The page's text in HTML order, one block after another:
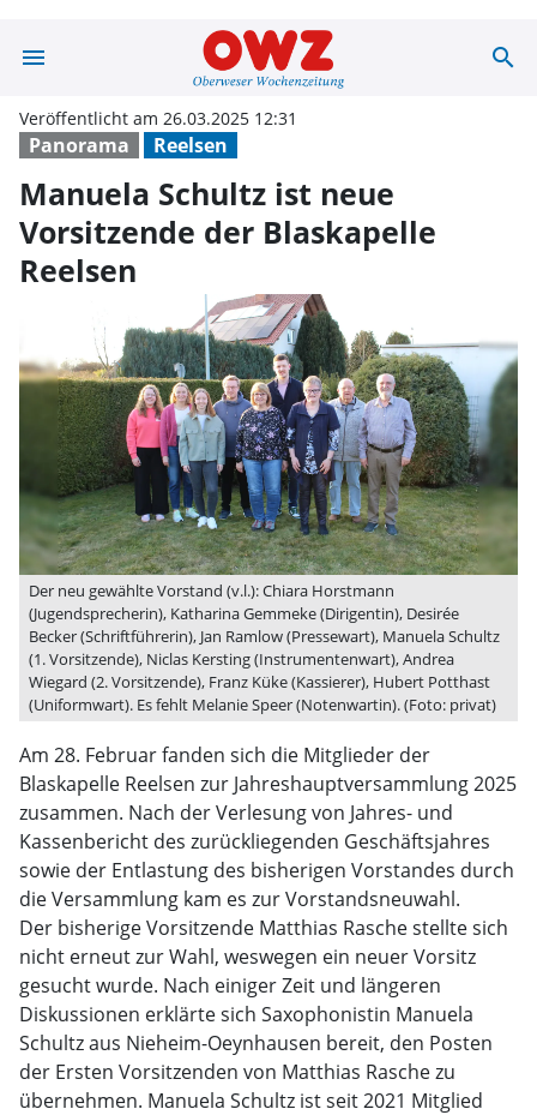
menu Manuela search
Panorama Reelsen
Veröffentlicht am 26.03.2025 12:31
Manuela Schultz ist neue
Vorsitzende der Blaskapelle
Reelsen
Der neu gewählte Vorstand (v.l.): Chiara Horstmann
(Jugendsprecherin), Katharina Gemmeke (Dirigentin), Desirée
Becker (Schriftführerin), Jan Ramlow (Pressewart), Manuela Schultz
(1. Vorsitzende), Niclas Kersting (Instrumentenwart), Andrea
Wiegard (2. Vorsitzende), Franz Küke (Kassierer), Hubert Potthast
(Uniformwart). Es fehlt Melanie Speer (Notenwartin). (Foto: privat)
Am 28. Februar fanden sich die Mitglieder der
Blaskapelle Reelsen zur Jahreshauptversammlung 2025
zusammen. Nach der Verlesung von Jahres- und
Kassenbericht des zurückliegenden Geschäftsjahres
sowie der Entlastung des bisherigen Vorstandes durch
die Versammlung kam es zur Vorstandsneuwahl.
Der bisherige Vorsitzende Matthias Rasche stellte sich
nicht erneut zur Wahl, weswegen ein neuer Vorsitz
gesucht wurde. Nach einiger Zeit und längeren
Diskussionen erklärte sich Saxophonistin Manuela
Schultz aus Nieheim-Oeynhausen bereit, den Posten
der Ersten Vorsitzenden von Matthias Rasche zu
übernehmen. Manuela Schultz ist seit 2021 Mitglied